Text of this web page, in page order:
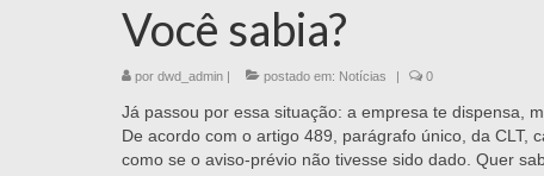
Você sabia?
por dwd_admin | postado em: Notícias | 0
Já passou por essa situação: a empresa te dispensa,
De acordo com o artigo 489, parágrafo único, da CLT,
como se o aviso-prévio não tivesse sido dado. Quer